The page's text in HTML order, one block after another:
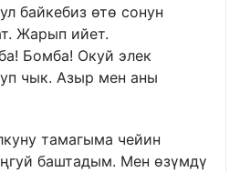
байкебиз өтө сонун
Жарып ийет.
Бомба! Окуй элек
чык. Азыр мен аны
тамагыма чейин
баштадым. Мен өзүмдү